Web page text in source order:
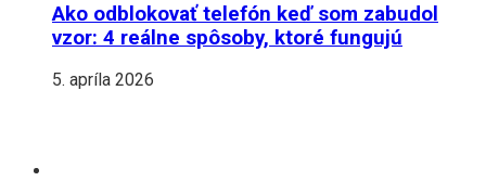
Ako odblokovať telefón keď som zabudol
vzor: 4 reálne spôsoby, ktoré fungujú
5. apríla 2026